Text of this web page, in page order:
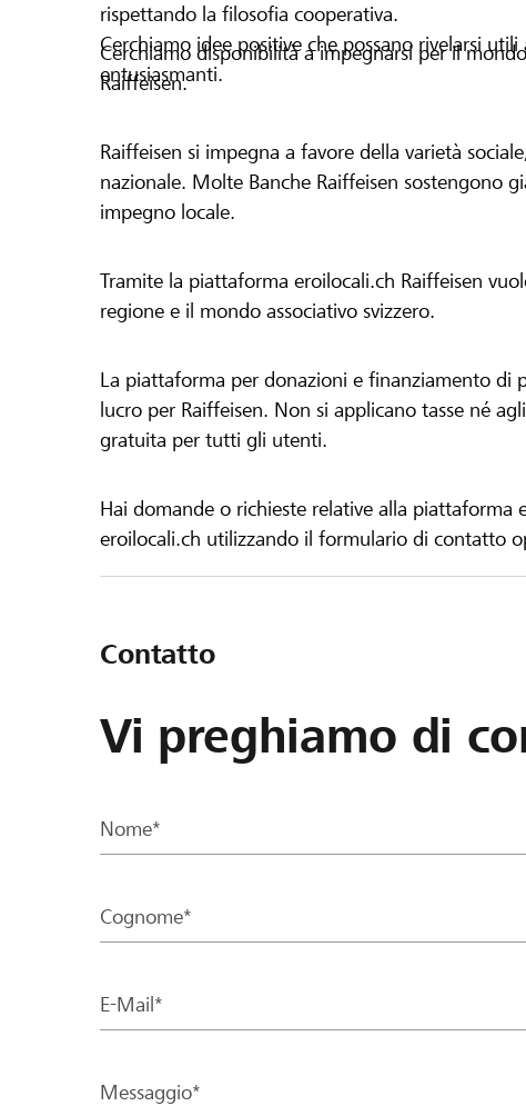
rispettando la filosofia cooperativa.
Cerchiamo idee positive che possano rivelarsi
entusiasmanti.
Cerchiamo disponibilità a impegnarsi per il
Raiffeisen.
Raiffeisen si impegna a favore della varietà
nazionale. Molte Banche Raiffeisen sostengono
impegno locale.
Tramite la piattaforma eroilocali.ch Raiffeisen
regione e il mondo associativo svizzero.
La piattaforma per donazioni e finanziamento di
lucro per Raiffeisen. Non si applicano tasse né
gratuita per tutti gli utenti.
Hai domande o richieste relative alla
eroilocali.ch utilizzando il formulario di contatto
Contatto
Vi preghiamo di
Nome*
Cognome*
E-Mail*
Messaggio*